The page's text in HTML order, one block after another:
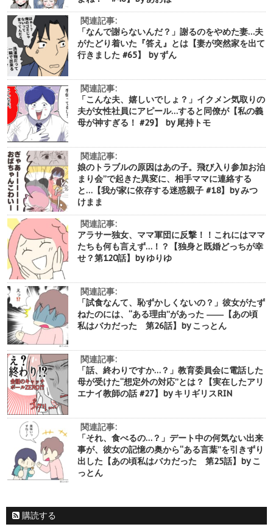
関連記事:
「なんで謝らないんだ？」謝るのをやめた妻…夫
がたどり着いた『答え』とは【妻が突然家を出て
行きました #65】 by ずん
関連記事:
「こんな夫、嬉しいでしょ？」イクメン気取りの
夫が女性社員にアピール…すると同僚が【私の義
母が神すぎる！ #29】 by 尾持トモ
関連記事:
娘のトラブルの原因はあの子。飛び入り参加お泊
まり会”で起きた異変に、相手ママに連絡する
と…【我が家に依存する迷惑親子 #18】by みつ
けまま
関連記事:
アラサー独女、ママ軍団に反撃！！これにはママ
たちも何も言えず…！？【独身と既婚どっちが幸
せ？第120話】by ゆりゆ
関連記事:
「試食なんて、恥ずかしくないの？」彼女がたず
ねたのには、“ある理由”があった ――【あの頃
私はバカだった 第26話】by こっとん
関連記事:
「話、終わりですか…？」教育委員会に電話した
母が受けた“想定外の対応”とは？【実在したアリ
エナイ教師の話 #27】by キリギリスRIN
関連記事:
「それ、食べるの…？」デート中の何気ない出来
事が、彼女の記憶の奥から“ある言葉”を引きずり
出した【あの頃私はバカだった 第25話】by こ
っとん
購読する